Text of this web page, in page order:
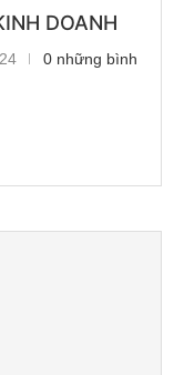
DOANH
0 những bình